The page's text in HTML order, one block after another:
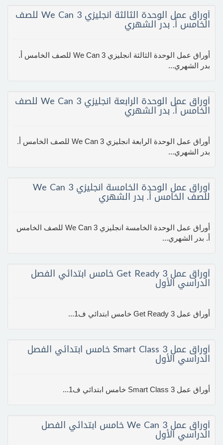
أوراق عمل الوحدة الثالثة انجليزي We Can 3 للصف
الخامس أ. بدر الشهري
أوراق عمل الوحدة الثالثة انجليزي We Can 3 للصف الخامس أ.
بدر الشهري...
أوراق عمل الوحدة الرابعة انجليزي We Can 3 للصف
الخامس أ. بدر الشهري
أوراق عمل الوحدة الرابعة انجليزي We Can 3 للصف الخامس أ.
بدر الشهري...
أوراق عمل الوحدة الخامسة انجليزي We Can 3
للصف الخامس أ. بدر الشهري
أوراق عمل الوحدة الخامسة انجليزي We Can 3 للصف الخامس
أ. بدر الشهري...
أوراق عمل Get Ready 3 خامس ابتدائي الفصل
الدراسي الأول
أوراق عمل Get Ready 3 خامس ابتدائي ف1...
أوراق عمل Smart Class 3 خامس ابتدائي الفصل
الدراسي الأول
أوراق عمل Smart Class 3 خامس ابتدائي ف1...
أوراق عمل We Can 3 خامس ابتدائي الفصل
الدراسي الأول